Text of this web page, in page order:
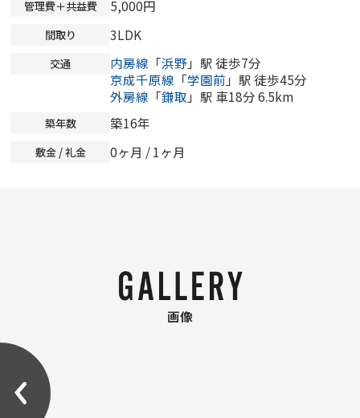
管理費＋共益費 5,000円
間取り 3LDK
交通 内房線 「浜野 」駅 徒歩7分
京成千原線 「学園前 」駅 徒歩45分
外房線 「鎌取 」駅 車18分 6.5km
築年数 築16年
敷金 / 礼金 0ヶ月 / 1ヶ月
画像